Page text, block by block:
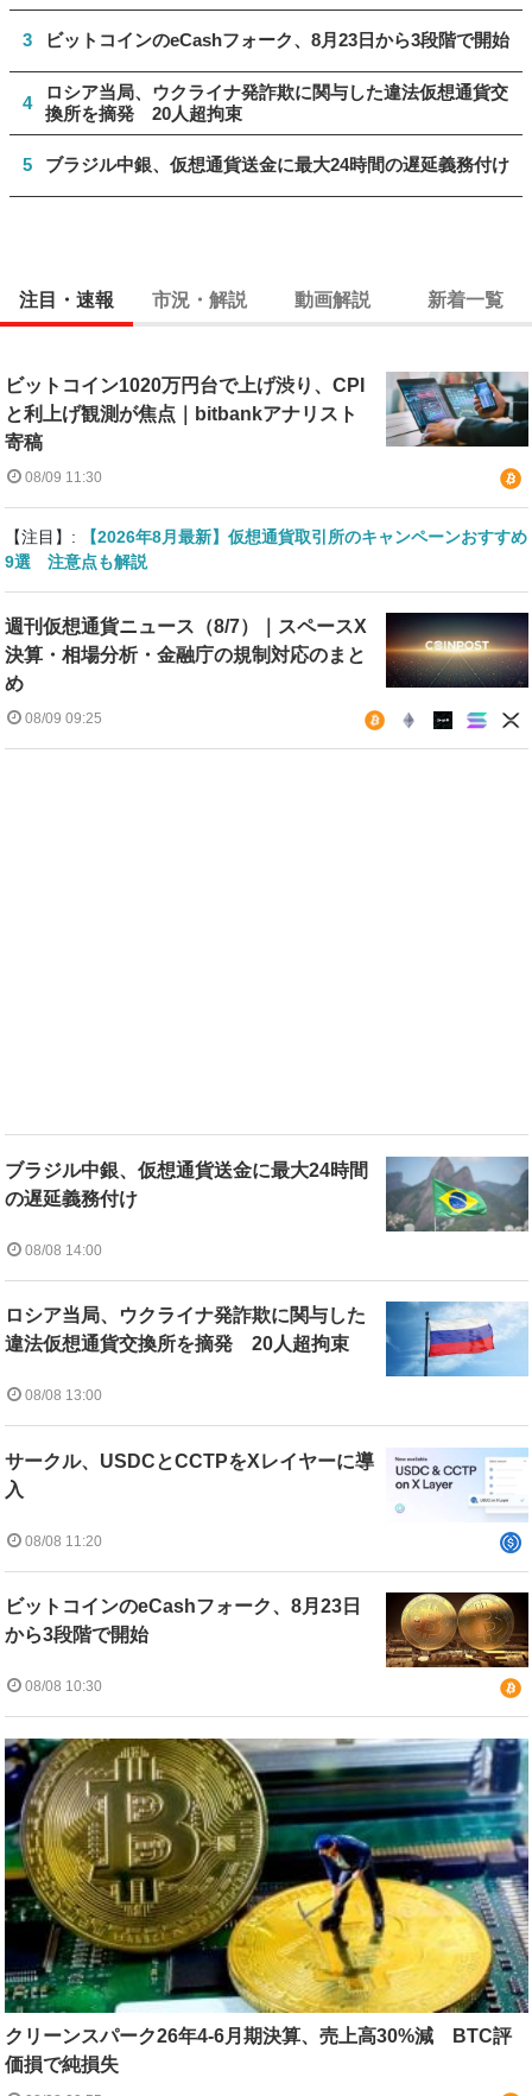
3 ビットコインのeCashフォーク、8月23日から3段階で開始
4
ロシア当局、ウクライナ発詐欺に関与した違法仮想通貨交
換所を摘発 20人超拘束
5 ブラジル中銀、仮想通貨送金に最大24時間の遅延義務付け
注目・速報 市況・解説 動画解説 新着一覧
ビットコイン1020万円台で上げ渋り、CPI
と利上げ観測が焦点｜bitbankアナリスト
寄稿
08/09 11:30
【注目】:
【2026年8月最新】仮想通貨取引所のキャンペーンおすすめ
9選 注意点も解説
週刊仮想通貨ニュース（8/7）｜スペースX
決算・相場分析・金融庁の規制対応のまと
め
08/09 09:25
ブラジル中銀、仮想通貨送金に最大24時間
の遅延義務付け
08/08 14:00
ロシア当局、ウクライナ発詐欺に関与した
違法仮想通貨交換所を摘発 20人超拘束
08/08 13:00
サークル、USDCとCCTPをXレイヤーに導
入
08/08 11:20
ビットコインのeCashフォーク、8月23日
から3段階で開始
08/08 10:30
クリーンスパーク26年4-6月期決算、売上高30%減 BTC評
価損で純損失